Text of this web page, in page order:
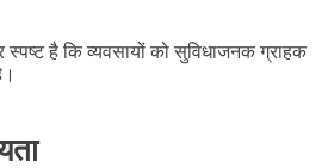
है कि व्यवसायों को सुविधाजनक ग्राहक